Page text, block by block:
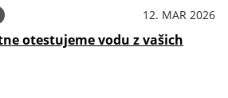
12. MAR 2026
otestujeme vodu z vašich